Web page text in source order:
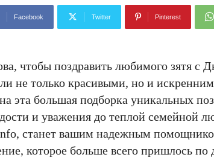
Facebook Twitter Pinterest
чтобы поздравить любимого зятя с
не только красивыми, но и
эта большая подборка уникальных
и уважения до теплой семейной
станет вашим надежным
которое больше всего пришлось